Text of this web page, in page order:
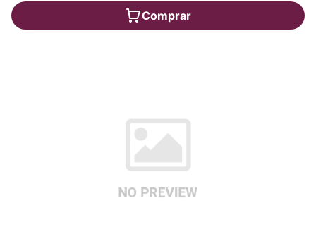
Comprar